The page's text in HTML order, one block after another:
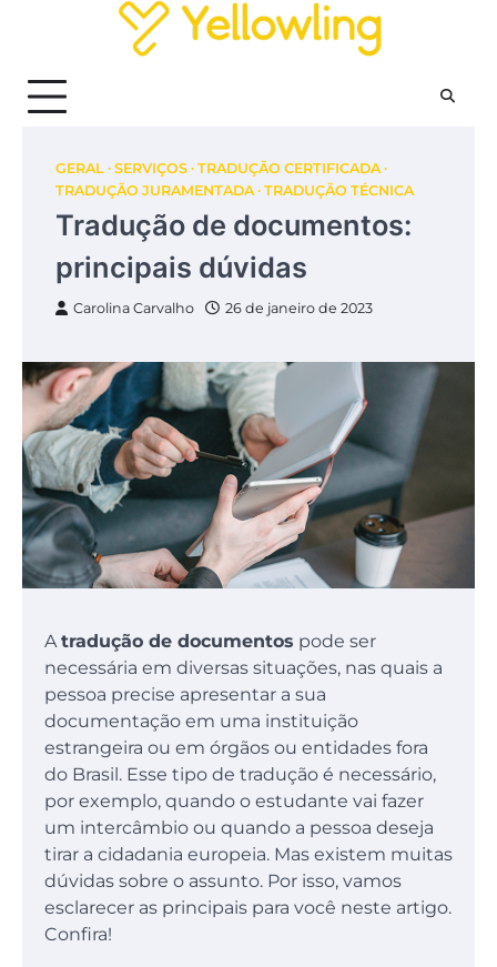
GERAL SERVIÇOS TRADUÇÃO CERTIFICADA
TRADUÇÃO JURAMENTADA TRADUÇÃO TÉCNICA
Tradução de documentos:
principais dúvidas
Carolina Carvalho 26 de janeiro de 2023
Atradução de documentos pode ser
necessária em diversas situações, nas quais a
pessoa precise apresentar a sua
documentação em uma instituição
estrangeira ou em órgãos ou entidades fora
do Brasil. Esse tipo de tradução é necessário,
por exemplo, quando o estudante vai fazer
um intercâmbio ou quando a pessoa deseja
tirar a cidadania europeia. Mas existem muitas
dúvidas sobre o assunto. Por isso, vamos
esclarecer as principais para você neste artigo.
Confira!